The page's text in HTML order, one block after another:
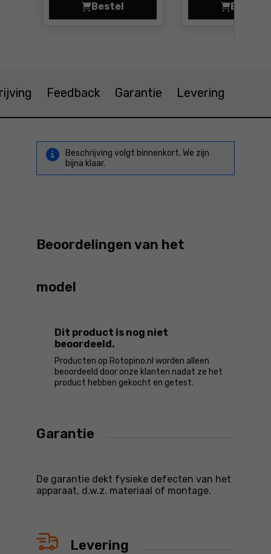
Bestel Kruislijnlaser -
Bestel
Feedback Garantie Levering
Beschrijving volgt binnenkort. We zijn
bijna klaar.
Beoordelingen van het
model
Dit product is nog niet
beoordeeld.
Producten op Rotopino.nl worden alleen
beoordeeld door onze klanten nadat ze het
product hebben gekocht en getest.
Garantie
De garantie dekt fysieke defecten van het
apparaat, d.w.z. materiaal of montage.
Levering